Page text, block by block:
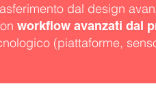
dal design
workflow avanzati dal
(piattaforme,